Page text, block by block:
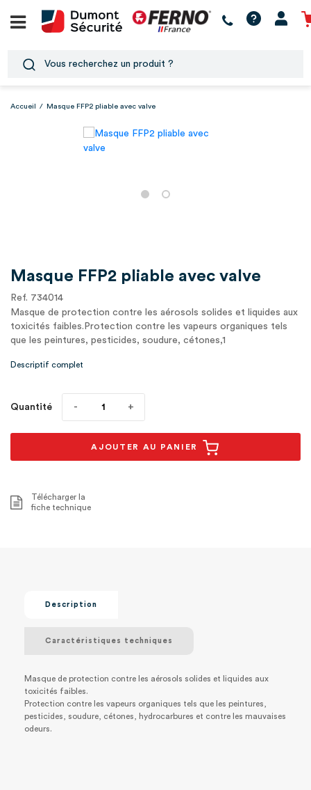
Accueil / Masque FFP2 pliable avec valve
Masque FFP2 pliable avec valve
Ref. 734014
Masque de protection contre les aérosols solides et liquides aux
toxicités faibles.Protection contre les vapeurs organiques tels
que les peintures, pesticides, soudure, cétones,1
Descriptif complet
Quantité
AJOUTER AU PANIER
Télécharger la
fiche technique
Description
Caractéristiques techniques
Masque de protection contre les aérosols solides et liquides aux
toxicités faibles.
Protection contre les vapeurs organiques tels que les peintures,
pesticides, soudure, cétones, hydrocarbures et contre les mauvaises
odeurs.